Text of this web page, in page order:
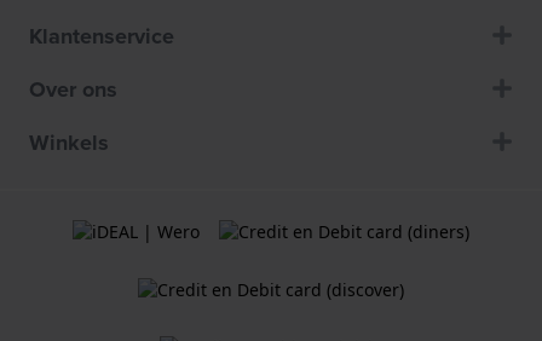
Klantenservice
Over ons
Winkels